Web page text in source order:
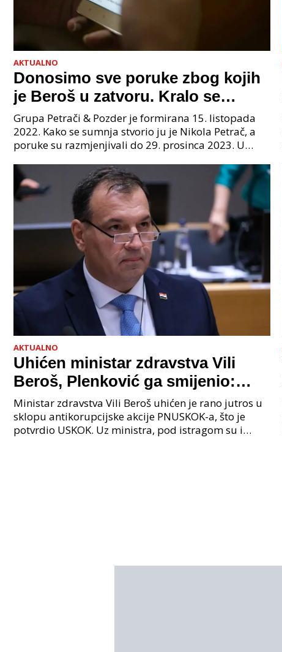
AKTUALNO
Donosimo sve poruke zbog kojih
je Beroš u zatvoru. Kralo se
godinama. Tko će iz vlade biti
sljedeći uhićen?
Grupa Petrači & Pozder je formirana 15. listopada
2022. Kako se sumnja stvorio ju je Nikola Petrač, a
poruke su razmjenjivali do 29. prosinca 2023. U
AKTUALNO
Uhićen ministar zdravstva Vili
Beroš, Plenković ga smijenio:
Istraga USKOK-a zbog korupcije
Ministar zdravstva Vili Beroš uhićen je rano jutros u
sklopu antikorupcijske akcije PNUSKOK-a, što je
potvrdio USKOK. Uz ministra, pod istragom su i